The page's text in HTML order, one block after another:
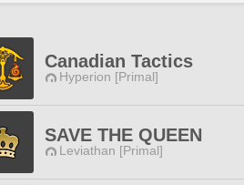
Canadian Tactics
Hyperion [Primal]
SAVE THE QUEEN
Leviathan [Primal]